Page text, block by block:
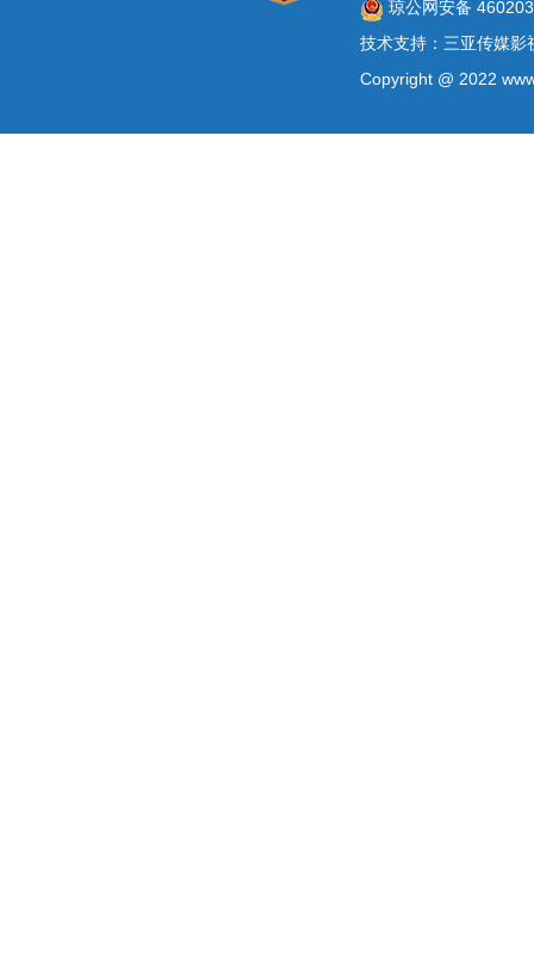
琼公网安备
技术支持：三亚传媒影
Copyright @ 2022